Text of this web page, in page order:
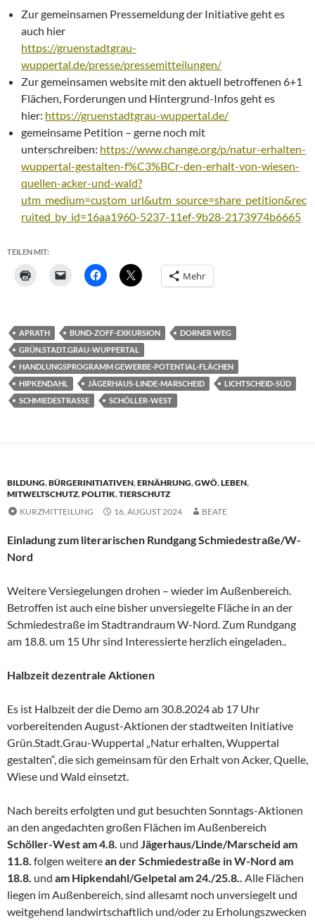
Zur gemeinsamen Pressemeldung der Initiative geht es
auch hier
https://gruenstadtgrau-
wuppertal.de/presse/pressemitteilungen/
Zur gemeinsamen website mit den aktuell betroffenen 6+1
Flächen, Forderungen und Hintergrund-Infos geht es
hier: https://gruenstadtgrau-wuppertal.de/
gemeinsame Petition – gerne noch mit
unterschreiben: https://www.change.org/p/natur-erhalten-
wuppertal-gestalten-f%C3%BCr-den-erhalt-von-wiesen-
quellen-acker-und-wald?
utm_medium=custom_url&utm_source=share_petition&rec
ruited_by_id=16aa1960-5237-11ef-9b28-2173974b6665
TEILEN MIT:
Mehr
APRATH BUND-ZOFF-EXKURSION
DORNER WEG
GRÜN.STADT.GRAU-WUPPERTAL
HANDLUNGSPROGRAMM GEWERBE-POTENTIAL-FLÄCHEN
HIPKENDAHL
JÄGERHAUS-LINDE-MARSCHEID
LICHTSCHEID-SÜD
SCHMIEDESTRASSE
SCHÖLLER-WEST
BILDUNG,BÜRGERINITIATIVEN,ERNÄHRUNG,GWÖ,LEBEN,
MITWELTSCHUTZ,POLITIK,TIERSCHUTZ
KURZMITTEILUNG
16. AUGUST 2024 BEATE
Einladung zum literarischen Rundgang Schmiedestraße/W-
Nord
Weitere Versiegelungen drohen – wieder im Außenbereich.
Betroffen ist auch eine bisher unversiegelte Fläche in an der
Schmiedestraße im Stadtrandraum W-Nord. Zum Rundgang
am 18.8. um 15 Uhr sind Interessierte herzlich eingeladen..
Halbzeit dezentrale Aktionen
Es ist Halbzeit der die Demo am 30.8.2024 ab 17 Uhr
vorbereitenden August-Aktionen der stadtweiten Initiative
Grün.Stadt.Grau-Wuppertal „Natur erhalten, Wuppertal
gestalten“, die sich gemeinsam für den Erhalt von Acker, Quelle,
Wiese und Wald einsetzt.
Nach bereits erfolgten und gut besuchten Sonntags-Aktionen
an den angedachten großen Flächen im Außenbereich
Schöller-West am 4.8. und Jägerhaus/Linde/Marscheid am
11.8. folgen weiterean der Schmiedestraße in W-Nord am
18.8. und am Hipkendahl/Gelpetal am 24./25.8.. Alle Flächen
liegen im Außenbereich, sind allesamt noch unversiegelt und
weitgehend landwirtschaftlich und/oder zu Erholungszwecken